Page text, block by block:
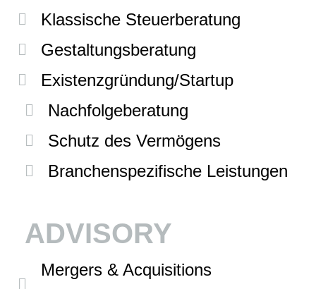
Klassische Steuerberatung
Gestaltungsberatung
Existenzgründung/Startup
Nachfolgeberatung
Schutz des Vermögens
Branchenspezifische Leistungen
ADVISORY
Mergers & Acquisitions